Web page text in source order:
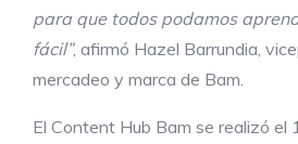
para que todos podamos
fácil”, afirmó Hazel Barrundia,
mercadeo y marca de Bam.
El Content Hub Bam se realizó el